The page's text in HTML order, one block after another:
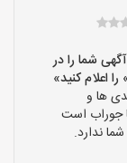
شما را در
ها و
جوراب است
ندارد.